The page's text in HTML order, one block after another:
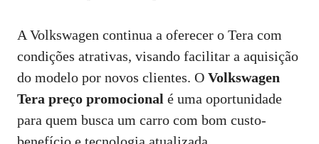
A Volkswagen continua a oferecer o Tera com
condições atrativas, visando facilitar a aquisição
do modelo por novos clientes. O Volkswagen
Tera preço promocional é uma oportunidade
para quem busca um carro com bom custo-